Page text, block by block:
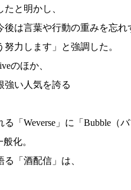
と明かし、
は言葉や行動の重みを忘れ
力します」と強調した。
のほか、
強い人気を誇る
「Weverse」に「Bubble（
化。
「酒配信」は、